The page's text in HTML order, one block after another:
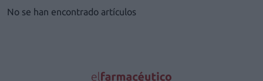
No se han encontrado artículos